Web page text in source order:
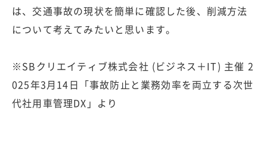
は、交通事故の現状を簡単に確認した後、削減方法
について考えてみたいと思います。
※SBクリエイティブ株式会社 (ビジネス＋IT) 主催 2
025年3月14日「事故防止と業務効率を両立する次世
代社用車管理DX」より